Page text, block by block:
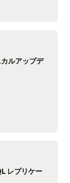
ルアップデ
レプリケー